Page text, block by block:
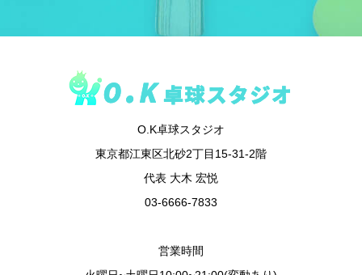
O.K卓球スタジオ
東京都江東区北砂2丁目15-31-2階
代表 大木 宏悦
03-6666-7833
営業時間